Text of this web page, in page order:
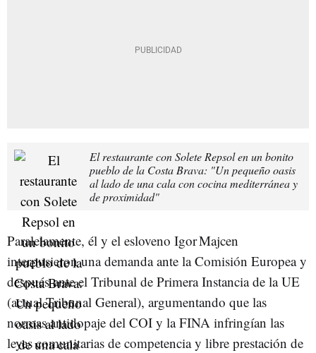
El restaurante con Solete Repsol en un bonito
pueblo de la Costa Brava: "Un pequeño oasis
al lado de una cala con cocina mediterránea y
de proximidad"
Paralelamente, él y el esloveno Igor Majcen
interpusieron una demanda ante la Comisión Europea y
después ante el Tribunal de Primera Instancia de la UE
(actual Tribunal General), argumentando que las
normas antidopaje del COI y la FINA infringían las
leyes comunitarias de competencia y libre prestación de